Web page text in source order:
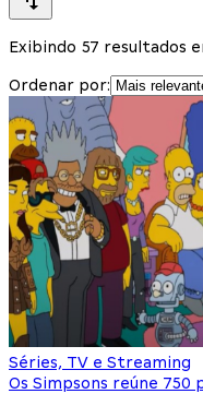
Exibindo 57 resultados
Ordenar por:
Séries, TV e Streaming
Os Simpsons reúne 750